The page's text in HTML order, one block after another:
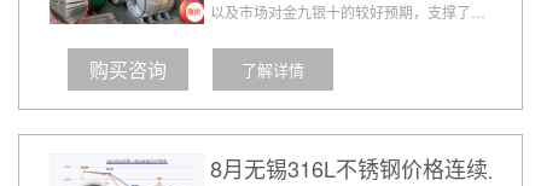
以及市场对金九银十的较好预期，支撑了不
建立。中间贸易商买货拿货热情高涨远超下
化能力的时刻到了。盘面虽然量...
购买咨询 了解详情
8月无锡316L不锈钢价格连续上涨